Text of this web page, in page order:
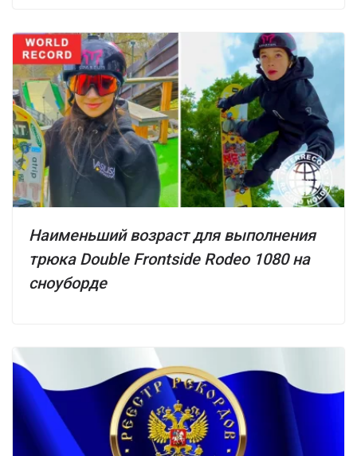
Наименьший возраст для выполнения
трюка Double Frontside Rodeo 1080 на
сноуборде